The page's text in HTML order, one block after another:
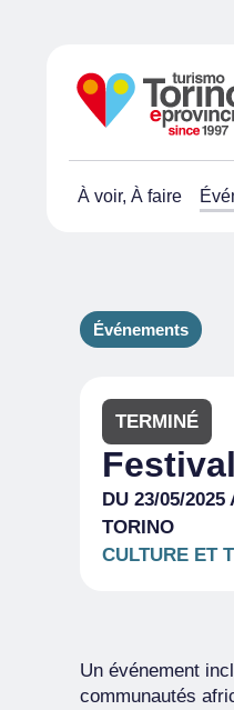
À voir, À faire
Événements
TERMINÉ
DU 23/05/2025
TORINO
CULTURE ET
Un événement
communautés